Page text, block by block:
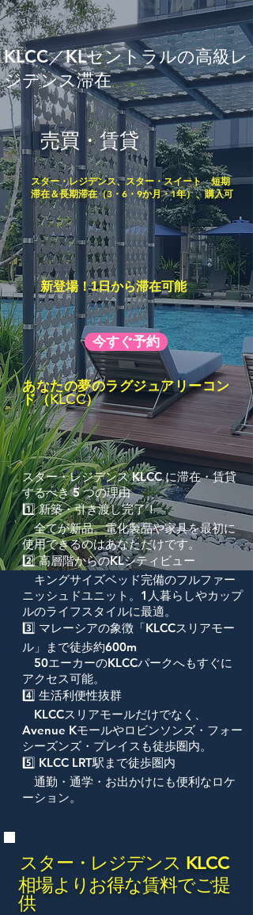
KLCC／KLセントラルの高級レ
ジデンス滞在
売買・賃貸
スター・レジデンス、スター・スイート 短期
滞在＆長期滞在（3・6・9か月・1年）、購入可
新登場！1日から滞在可能
今すぐ予約
あなたの夢のラグジュアリーコン
ド（KLCC）
スター・レジデンス KLCC に滞在・賃貸
するべき 5 つの理由
1️⃣ 新築・引き渡し完了！
全てが新品。電化製品や家具を最初に
使用できるのはあなただけです。
2️⃣ 高層階からのKLシティビュー
キングサイズベッド完備のフルファー
ニッシュドユニット。1人暮らしやカップ
ルのライフスタイルに最適。
3️⃣ マレーシアの象徴「KLCCスリアモー
ル」まで徒歩約600m
50エーカーのKLCCパークへもすぐに
アクセス可能。
4️⃣ 生活利便性抜群
KLCCスリアモールだけでなく、
Avenue Kモールやロビンソンズ・フォー
シーズンズ・プレイスも徒歩圏内。
5️⃣ KLCC LRT駅まで徒歩圏内
通勤・通学・お出かけにも便利なロケ
ーション。
スター・レジデンス KLCC
相場よりお得な賃料でご提
供